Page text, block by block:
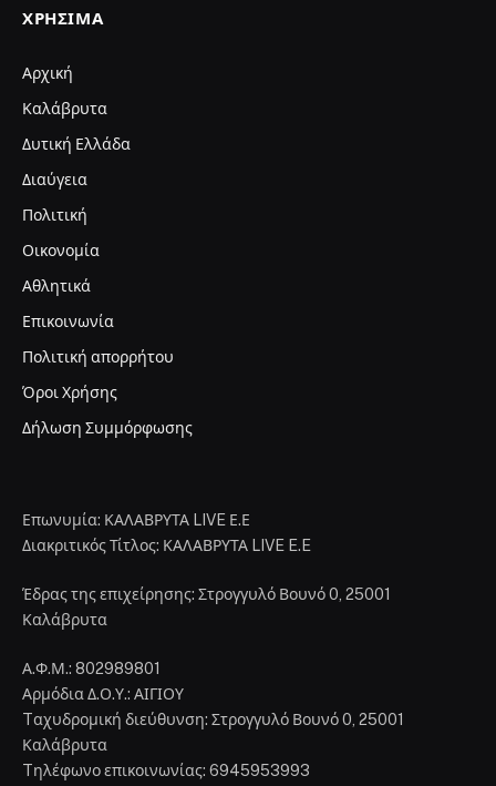
ΧΡΉΣΙΜΑ
Αρχική
Καλάβρυτα
Δυτική Ελλάδα
Διαύγεια
Πολιτική
Οικονομία
Αθλητικά
Επικοινωνία
Πολιτική απορρήτου
Όροι Χρήσης
Δήλωση Συμμόρφωσης
Επωνυμία: ΚΑΛΑΒΡΥΤΑ LIVE Ε.Ε
Διακριτικός Τίτλος: ΚΑΛΑΒΡΥΤΑ LIVE E.E
Έδρας της επιχείρησης: Στρογγυλό Βουνό 0, 25001
Καλάβρυτα
Α.Φ.Μ.: 802989801
Αρμόδια Δ.Ο.Υ.: ΑΙΓΙΟΥ
Tαχυδρομική διεύθυνση: Στρογγυλό Βουνό 0, 25001
Καλάβρυτα
Tηλέφωνο επικοινωνίας: 6945953993